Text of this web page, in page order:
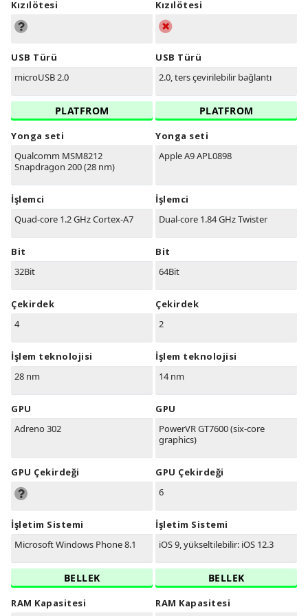
Kızılötesi
USB Türü
microUSB 2.0
PLATFROM
Yonga seti
Qualcomm MSM8212
Snapdragon 200 (28 nm)
İşlemci
Quad-core 1.2 GHz Cortex-A7
Bit
32Bit
Çekirdek
4
İşlem teknolojisi
28 nm
GPU
Adreno 302
GPU Çekirdeği
İşletim Sistemi
Microsoft Windows Phone 8.1
BELLEK
RAM Kapasitesi
Kızılötesi
USB Türü
2.0, ters çevirilebilir bağlantı
PLATFROM
Yonga seti
Apple A9 APL0898
İşlemci
Dual-core 1.84 GHz Twister
Bit
64Bit
Çekirdek
2
İşlem teknolojisi
14 nm
GPU
PowerVR GT7600 (six-core
graphics)
GPU Çekirdeği
6
İşletim Sistemi
iOS 9, yükseltilebilir: iOS 12.3
BELLEK
RAM Kapasitesi